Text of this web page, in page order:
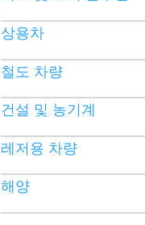
상용차
철도 차량
건설 및 농기계
레저용 차량
해양